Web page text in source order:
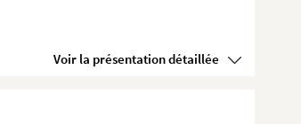
Voir la présentation détaillée